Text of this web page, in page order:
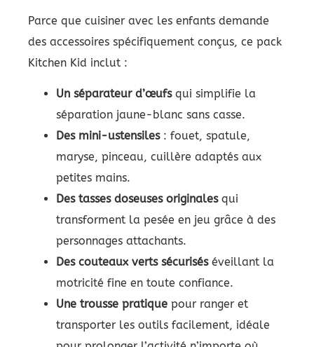
Parce que cuisiner avec les enfants demande
des accessoires spécifiquement conçus, ce pack
Kitchen Kid inclut :
Un séparateur d’œufsqui simplifie la
séparation jaune-blanc sans casse.
Des mini-ustensiles: fouet, spatule,
maryse, pinceau, cuillère adaptés aux
petites mains.
Des tasses doseuses originalesqui
transforment la pesée en jeu grâce à des
personnages attachants.
Des couteaux verts sécuriséséveillant la
motricité fine en toute confiance.
Une trousse pratique pour ranger et
transporter les outils facilement, idéale